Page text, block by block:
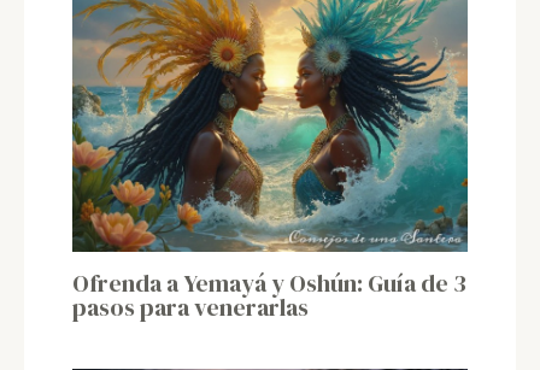
Ofrenda a Yemayá y Oshún: Guía de 3
pasos para venerarlas